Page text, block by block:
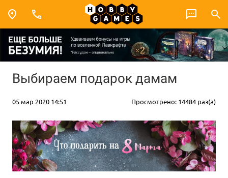
Выбираем подарок дамам
05 мар 2020 14:51 Просмотрено: 14484 раз(а)